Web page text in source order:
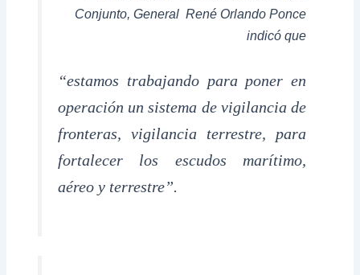
Conjunto, General René Orlando Ponce
indicó que
“estamos trabajando para poner en
operación un sistema de vigilancia de
fronteras, vigilancia terrestre, para
fortalecer los escudos marítimo,
aéreo y terrestre”.